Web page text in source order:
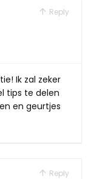
Reply
Ik zal zeker
tips te delen
en geurtjes
Reply